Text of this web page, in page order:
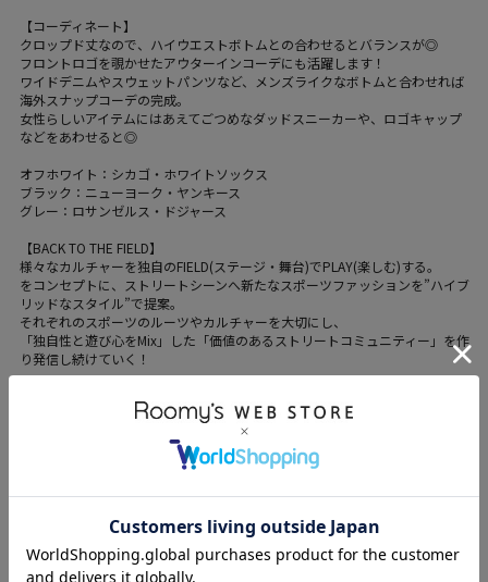
【コーディネート】
クロップド丈なので、ハイウエストボトムとの合わせるとバランスが◎
フロントロゴを覗かせたアウターインコーデにも活躍します！
ワイドデニムやスウェットパンツなど、メンズライクなボトムと合わせれば
海外スナップコーデの完成。
女性らしいアイテムにはあえてごつめなダッドスニーカーや、ロゴキャップ
などをあわせると◎
オフホワイト：シカゴ・ホワイトソックス
ブラック：ニューヨーク・ヤンキース
グレー：ロサンゼルス・ドジャース
【BACK TO THE FIELD】
様々なカルチャーを独自のFIELD(ステージ・舞台)でPLAY(楽しむ)する。
をコンセプトに、ストリートシーンへ新たなスポーツファッションを”ハイブ
リッドなスタイル”で提案。
それぞれのスポーツのルーツやカルチャーを大切にし、
「独自性と遊び心をMix」した「価値のあるストリートコミュニティー」を作
り発信し続けていく！
BACK TO THE FIELD
カテゴリ
WOMENS > トップス > Tシャツ/カットソー
本体：ポリエステル-41%、レーヨン-28%、綿-26%、
ポリウレタン-5%、別布：綿-85%、ポリエステ
ル-15%